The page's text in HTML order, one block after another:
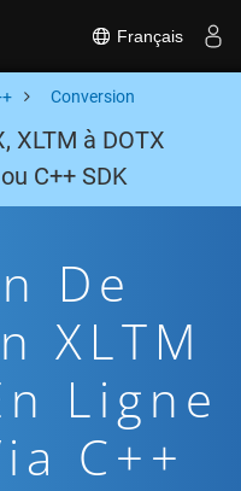
Français
Conversion
XLTM à DOTX
C++ SDK
De
XLTM
Ligne
C++